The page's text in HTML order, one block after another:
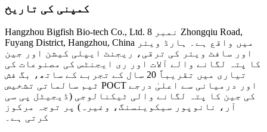
کمپنی کی تاریخ
Hangzhou Bigfish Bio-tech Co., Ltd. نمبر 8 Zhongqiu Road,
Fuyang District, Hangzhou, China میں واقع ہے۔ ہارڈ ویئر
اور سافٹ ویئر کی ترقی، ریجنٹ ایپلی کیشن اور جین
کا پتہ لگانے والے آلات اور ری ایجنٹس کی مصنوعات کی
تیاری میں تقریباً 20 سال کے تجربے کے ساتھ، بگ فش
ٹیم سالماتی تشخیص POCT اور درمیانی سے اعلیٰ درجے
کی جین کا پتہ لگانے والی ٹیکنالوجی (ڈیجیٹل پی سی
آر، نانوپور سیکوینسنگ، وغیرہ) پر توجہ مرکوز
کرتی ہے۔